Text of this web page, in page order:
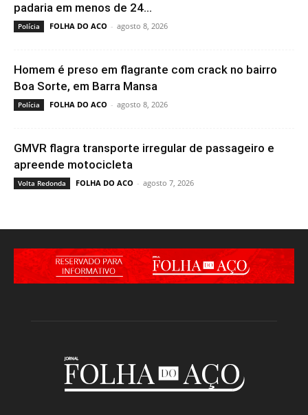
padaria em menos de 24...
Polícia FOLHA DO ACO - agosto 8, 2026
Homem é preso em flagrante com crack no bairro
Boa Sorte, em Barra Mansa
Polícia FOLHA DO ACO - agosto 8, 2026
GMVR flagra transporte irregular de passageiro e
apreende motocicleta
Volta Redonda FOLHA DO ACO - agosto 7, 2026